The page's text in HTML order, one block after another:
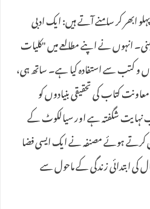
ابھر کر سامنے آتے ہیں: ایک ادبی
انہوں نے اپنے مطالعے میں "کلیات
و کتب سے استفادہ کیا ہے۔ ساتھ ہی،
معاونت کتاب کی تحقیقی بنیادوں کو
نہایت شگفتہ ہے اور سیالکوٹ کے
کرتے ہوئے مصنفہ نے ایک ایسی فضا
کی ابتدائی زندگی کے ماحول سے